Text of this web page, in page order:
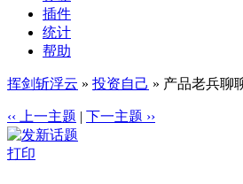
插件
统计
帮助
挥剑斩浮云 » 投资自己 » 产品老兵聊
‹‹ 上一主题 | 下一主题 ››
打印